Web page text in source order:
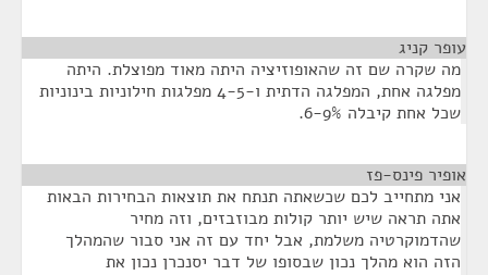
עופר קניג
מה שקרה שם זה שהאופוזיציה היתה מאוד מפוצלת. היתה
מפלגה אחת, המפלגה הדתית ו-4-5 מפלגות חילוניות בינוניות
שכל אחת קיבלה 6-9%.
אופיר פינס-פז
אני מתחייב לכם שכשאתה תנתח את תוצאות הבחירות הבאות
אתה תראה שיש יותר קולות מבוזבזים, וזה מחיר
שהדמוקרטיה משלמת, אבל יחד עם זה אני סבור שהמהלך
הזה הוא מהלך נכון שבסופו של דבר יסנכרן נכון את